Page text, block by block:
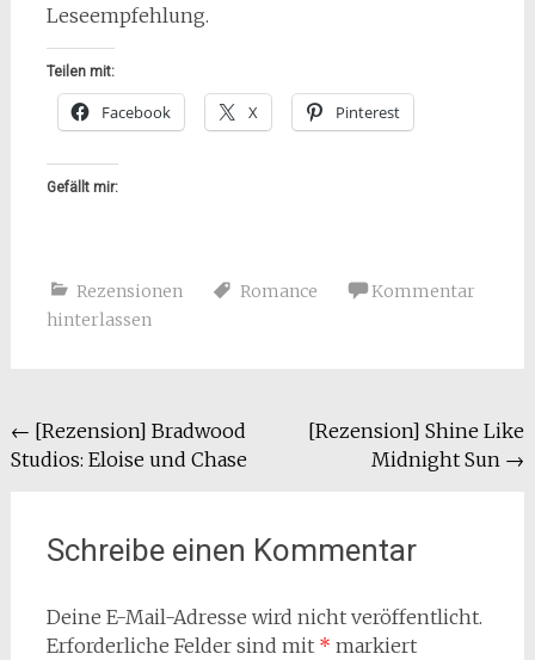
Leseempfehlung.
Teilen mit:
Facebook X Pinterest
Gefällt mir:
Rezensionen Romance
Kommentar
hinterlassen
Beitragsnavigation
← [Rezension] Bradwood
Studios: Eloise und Chase
[Rezension] Shine Like
Midnight Sun →
Schreibe einen Kommentar
Deine E-Mail-Adresse wird nicht veröffentlicht.
Erforderliche Felder sind mit * markiert